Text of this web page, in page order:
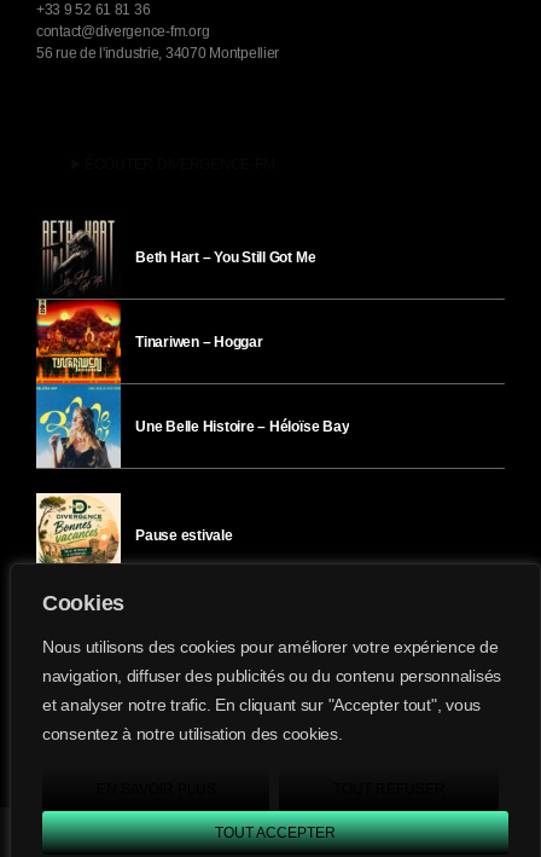
Cookies
Nous utilisons des cookies pour améliorer votre expérience de
navigation, diffuser des publicités ou du contenu personnalisés
et analyser notre trafic. En cliquant sur "Accepter tout", vous
consentez à notre utilisation des cookies.
TOUT ACCEPTER
play_arrow Divergence FM keyboard_arrow_right
+33 9 52 61 81 36
contact@divergence-fm.org
56 rue de l'industrie, 34070 Montpellier
Beth Hart – You Still Got Me
Tinariwen – Hoggar
Une Belle Histoire – Héloïse Bay
Pause estivale
Ici l’Ombre – mardi 28 juillet